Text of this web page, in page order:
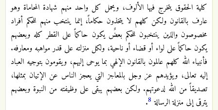
كلية الحقوق يتخرج فيها الألوف، ويحمل كل واحد منهم شهادة المحاماة وهو
عارف بالقانون ولكن كلهم لا يتخذون حكاماً، إنما ينتخب منهم للحكم أفراد
مخصوصون والذين ينتخبون للحكم بعضٌ يكون حاكماً على القطر كله وبعضهم
يكون حاكماً على لواء أو قضاء أو ناحية، ولكل منزلته على قدر مواهبه ومعارفه.
فأنبياء الله كلهم عالمون بالقانون الإلهي بما يوحى إليهم، ويقومون بتوجيه العباد
إليه تعالى، ويؤيدهم عز وجل بالمعاجز التي يعجز الناس عن الإتيان بمثلها،
تصديقاً من الله لدعوتهم. ولكن بعضهم يبقى على وظيفته من النبوة وبعضهم
يترقى إلى منزلة الرسالة 8
.